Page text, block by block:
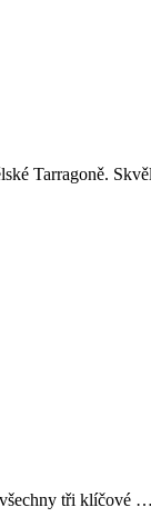
Tarragoně.
všechny tři klíčové …